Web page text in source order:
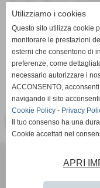
Onofrio, Boccia,
Tessitore, Cirillo,
Pavone, Troiano.
Fonte:Ufficio Stampa
<< PRECEDENTE
Via Amedeo
P.I.
Utilizziamo i cookies
Questo sito utilizza cookie
monitorare le prestazioni
esterni che consentono di
preferenze, come
necessario autorizzare i
ACCONSENTO,
navigando il sito
Cookie Policy - Privacy
Il tuo consenso ha una
Cookie accettati nel
APRI